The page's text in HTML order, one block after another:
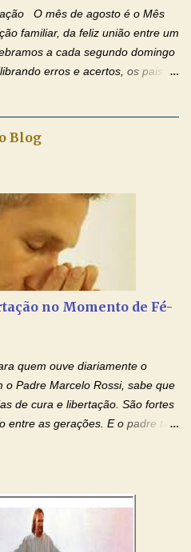
dos filhos, pais que já são
com vícios, enfim, vamos orar
d...
O mês de agosto é o Mês
familiar, da feliz união entre um
a cada segundo domingo
erros e acertos, os pais
de qualidade. E, em geral,
suas lutas. É claro que há
só confirmam uma regra porque
seus filhos não estão no seu
de hoje apresenta anomalias
que torturam seus filhos, que os
matam a mãe na presença dos
Blog
no Momento de Fé-
quem ouve diariamente o
Padre Marcelo Rossi, sabe que
de cura e libertação. São fortes
entre as gerações. E o padre tem
um lindo fim de semana na
Maria Santíssima. Adriana-
Facebook Padre Marcelo